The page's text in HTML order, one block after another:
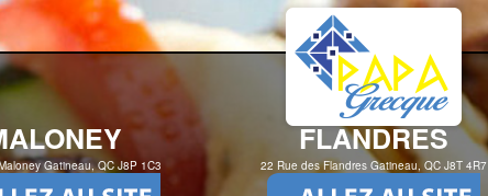
Gatineau, QC J8P 1C3
FLANDRES
22 Rue des Flandres Gatineau, QC J8T 4R7